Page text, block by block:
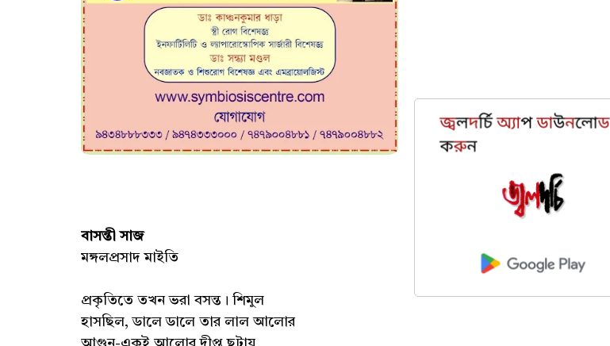
বাসন্তী সাজ
মঙ্গলপ্রসাদ মাইতি
প্রকৃতিতে তখন ভরা বসন্ত। শিমুল
হাসছিল, ডালে ডালে তার লাল আলোর